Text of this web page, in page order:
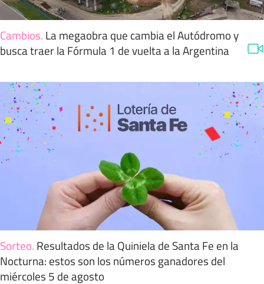
Cambios. La megaobra que cambia el Autódromo y
busca traer la Fórmula 1 de vuelta a la Argentina
Sorteo. Resultados de la Quiniela de Santa Fe en la
Nocturna: estos son los números ganadores del
miércoles 5 de agosto